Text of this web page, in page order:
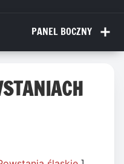
PANEL BOCZNY